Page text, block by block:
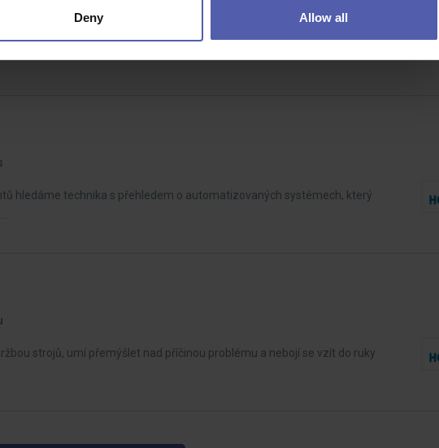
Deny Allow all
šikovné elektromontéry na různorodé montážní projekty po celé České
hledáme technika s přehledem o automatizovaných systémech, který
strojů, umí přemýšlet nad příčinou problému a nebojí se vzít do ruky